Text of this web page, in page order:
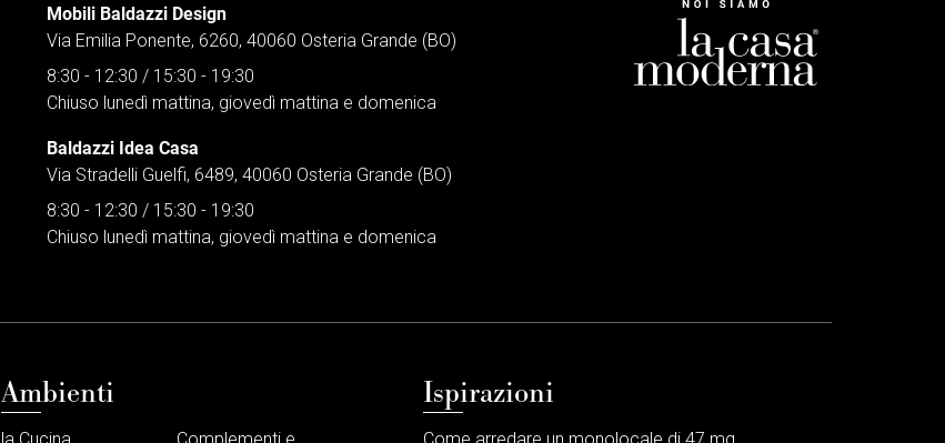
Mobili Baldazzi Design
Via Emilia Ponente, 6260, 40060 Osteria Grande (BO)
8:30 - 12:30 / 15:30 - 19:30
Chiuso lunedì mattina, giovedì mattina e domenica
Baldazzi Idea Casa
Via Stradelli Guelfi, 6489, 40060 Osteria Grande (BO)
8:30 - 12:30 / 15:30 - 19:30
Chiuso lunedì mattina, giovedì mattina e domenica
Ambienti Ispirazioni